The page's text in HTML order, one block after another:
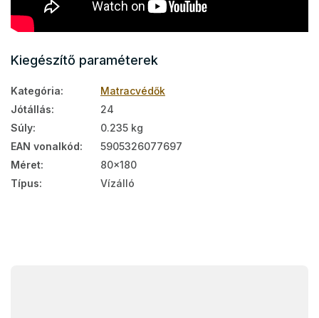
Kiegészítő paraméterek
Kategória:
Matracvédők
Jótállás:
24
Súly:
0.235 kg
EAN vonalkód:
5905326077697
Méret:
80x180
Típus: Vízálló